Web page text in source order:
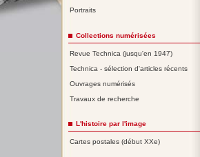
Portraits
Collections numérisées
Revue Technica (jusqu'en 1947)
Technica - sélection d'articles récents
Ouvrages numérisés
Travaux de recherche
L'histoire par l'image
Cartes postales (début XXe)